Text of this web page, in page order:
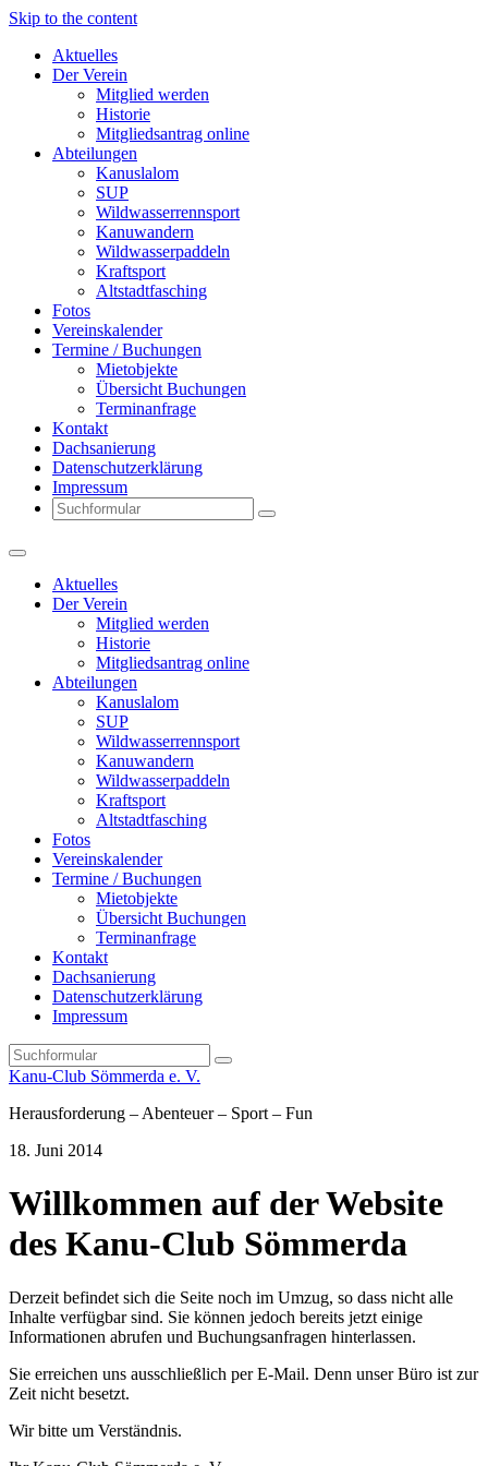
Skip to the content
Aktuelles
Der Verein
Mitglied werden
Historie
Mitgliedsantrag online
Abteilungen
Kanuslalom
SUP
Wildwasserrennsport
Kanuwandern
Wildwasserpaddeln
Kraftsport
Altstadtfasching
Fotos
Vereinskalender
Termine / Buchungen
Mietobjekte
Übersicht Buchungen
Terminanfrage
Kontakt
Dachsanierung
Datenschutzerklärung
Impressum
Search
Aktuelles
Der Verein
Mitglied werden
Historie
Mitgliedsantrag online
Abteilungen
Kanuslalom
SUP
Wildwasserrennsport
Kanuwandern
Wildwasserpaddeln
Kraftsport
Altstadtfasching
Fotos
Vereinskalender
Termine / Buchungen
Mietobjekte
Übersicht Buchungen
Terminanfrage
Kontakt
Dachsanierung
Datenschutzerklärung
Impressum
Search
Kanu-Club Sömmerda e. V.
Herausforderung – Abenteuer – Sport – Fun
18. Juni 2014
Willkommen auf der Website
des Kanu-Club Sömmerda
Derzeit befindet sich die Seite noch im Umzug, so dass nicht alle
Inhalte verfügbar sind. Sie können jedoch bereits jetzt einige
Informationen abrufen und Buchungsanfragen hinterlassen.
Sie erreichen uns ausschließlich per E-Mail. Denn unser Büro ist zur
Zeit nicht besetzt.
Wir bitte um Verständnis.